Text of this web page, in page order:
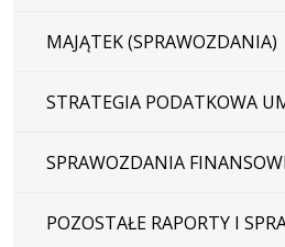
MAJĄTEK (SPRAWOZDANIA)
STRATEGIA PODATKOWA
SPRAWOZDANIA
POZOSTAŁE RAPORTY I